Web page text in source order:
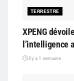
TERRESTRE
XPENG
l’intelligence
il y a 1 semaine